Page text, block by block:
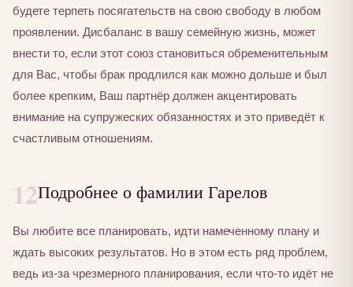
будете терпеть посягательств на свою свободу в любом
проявлении. Дисбаланс в вашу семейную жизнь, может
внести то, если этот союз становиться обременительным
для Вас, чтобы брак продлился как можно дольше и был
более крепким, Ваш партнёр должен акцентировать
внимание на супружеских обязанностях и это приведёт к
счастливым отношениям.
12Подробнее о фамилии Гарелов
Вы любите все планировать, идти намеченному плану и
ждать высоких результатов. Но в этом есть ряд проблем,
ведь из-за чрезмерного планирования, если что-то идёт не